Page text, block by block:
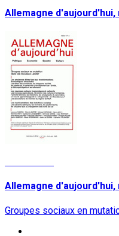
Allemagne
Allemagne d'aujourd'hui,
Groupes sociaux en